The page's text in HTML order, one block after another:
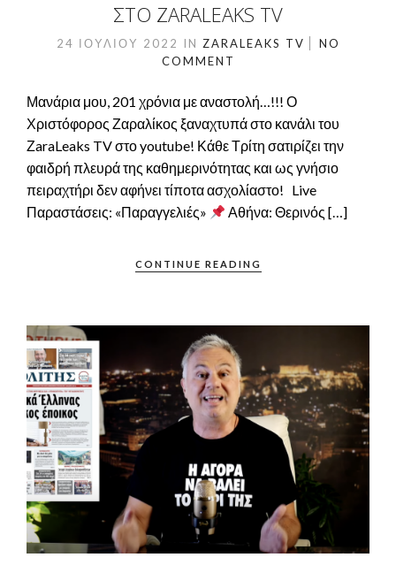
ΣΤΟ ZARALEAKS TV
24 ΙΟΥΛΊΟΥ 2022 IN ZARALEAKS TV
NO
COMMENT
Μανάρια μου, 201 χρόνια με αναστολή…!!! Ο
Χριστόφορος Ζαραλίκος ξαναχτυπά στο κανάλι του
ΖaraLeaks TV στο youtube! Κάθε Τρίτη σατιρίζει την
φαιδρή πλευρά της καθημερινότητας και ως γνήσιο
πειραχτήρι δεν αφήνει τίποτα ασχολίαστο! Live
Παραστάσεις: «Παραγγελιές»
Αθήνα: Θερινός […]
CONTINUE READING